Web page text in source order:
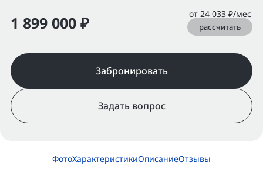
1 899 000 ₽ от 24 033 ₽/мес
рассчитать
Забронировать
Задать вопрос
ФотоХарактеристикиОписаниеОтзывы